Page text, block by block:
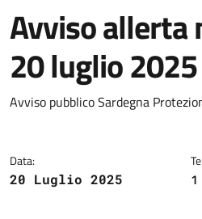
Avviso allerta
20 luglio 2025
Dettagli del
Avviso pubblico Sardegna
Data:
20 Luglio 2025
1